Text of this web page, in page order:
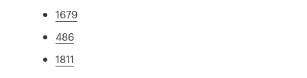
1679
486
1811